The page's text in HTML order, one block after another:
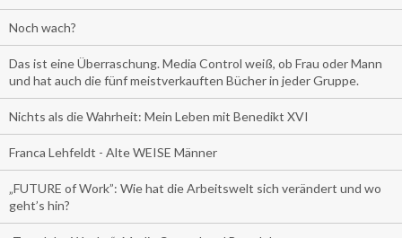
Noch wach?
Das ist eine Überraschung. Media Control weiß, ob Frau oder Mann
und hat auch die fünf meistverkauften Bücher in jeder Gruppe.
Nichts als die Wahrheit: Mein Leben mit Benedikt XVI
Franca Lehfeldt - Alte WEISE Männer
„FUTURE of Work”: Wie hat die Arbeitswelt sich verändert und wo
geht’s hin?